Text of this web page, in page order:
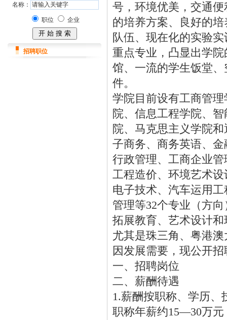
名称：
职位 企业
招聘职位
号，环境优美，交通
的培养方案、良好的
队伍、现在化的实验
重点专业，凸显出学
馆、一流的学生饭堂
件。
学院目前设有工商管
院、信息工程学院、
院、马克思主义学院
子商务、商务英语、
行政管理、工商企业
工程造价、环境艺术
电子技术、汽车运用
管理等32个专业（方
拓展教育、艺术设计
尤其是珠三角、粤港
因发展需要，现公开
一、招聘岗位
二、薪酬待遇
1.薪酬按职称、学历
职称年薪约15—30万